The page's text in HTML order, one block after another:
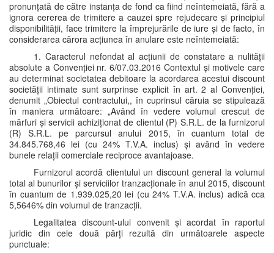
pronunțată de către instanța de fond ca fiind neîntemeiată, fără a
ignora cererea de trimitere a cauzei spre rejudecare și principiul
disponibilității, face trimitere la împrejurările de iure și de facto, în
considerarea cărora acțiunea în anulare este neîntemeiată:
1. Caracterul nefondat al acțiunii de constatare a nulității
absolute a Convenției nr. 6/07.03.2016 Contextul și motivele care
au determinat societatea debitoare la acordarea acestui discount
societății intimate sunt surprinse explicit în art. 2 al Convenției,
denumit „Obiectul contractului,, în cuprinsul căruia se stipulează
în maniera următoare: „Având în vedere volumul crescut de
mărfuri și servicii achiziționat de clientul (P) S.R.L. de la furnizorul
(R) S.R.L. pe parcursul anului 2015, în cuantum total de
34.845.768,46 lei (cu 24% T.V.A. inclus) și având în vedere
bunele relații comerciale reciproce avantajoase.
Furnizorul acordă clientului un discount general la volumul
total al bunurilor și serviciilor tranzacționale în anul 2015, discount
în cuantum de 1.939.025,20 lei (cu 24% T.V.A. inclus) adică cca
5,5646% din volumul de tranzacții.
Legalitatea discount-ului convenit și acordat în raportul
juridic din cele două părți rezultă din următoarele aspecte
punctuale: